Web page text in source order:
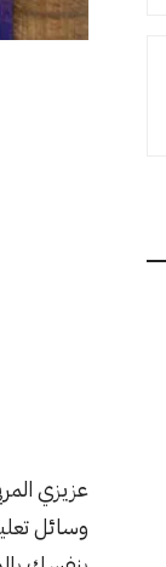
عزيزي
وسائل